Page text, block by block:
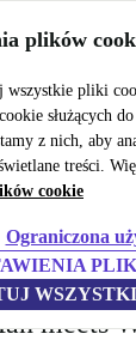
plików
pliki
służących
z nich, aby
treści.
cookie
Ograniczona
szybko i łatwo
Gospodarstwo
meets